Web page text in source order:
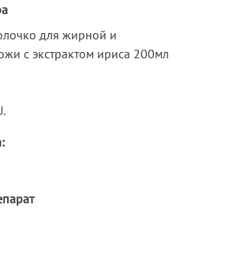
для жирной и
с экстрактом ириса 200мл